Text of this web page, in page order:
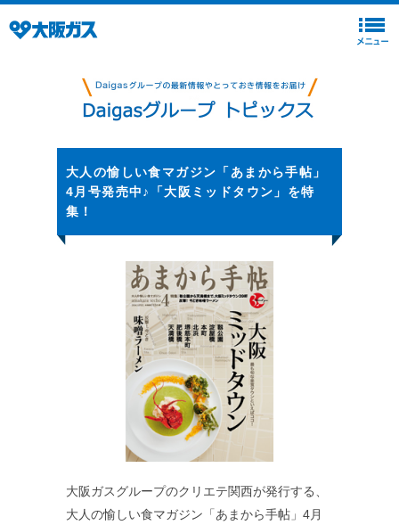
大人の愉しい食マガジン「あまから手帖」
4月号発売中♪「大阪ミッドタウン」を特
集！
大阪ガスグループのクリエテ関西が発行する、
大人の愉しい食マガジン「あまから手帖」4月